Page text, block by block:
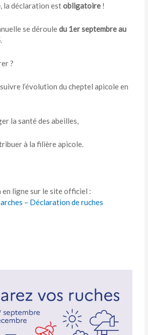
, la déclaration estobligatoire !
se dérouledu 1er septembre au
.
?
l’évolution du cheptel apicole en
la santé des abeilles,
à la filière apicole.
ligne sur le site officiel :
– Déclaration de ruches